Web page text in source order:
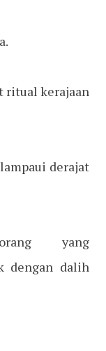
ritual kerajaan
derajat
yang
dengan dalih